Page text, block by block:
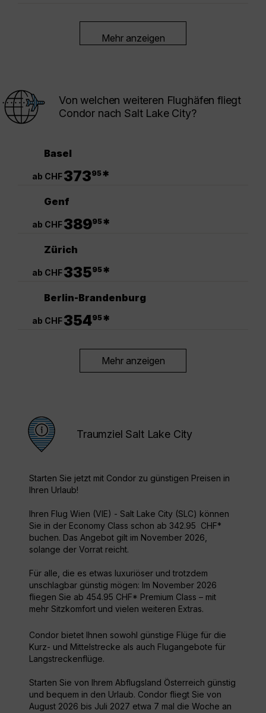
Mehr anzeigen
Von welchen weiteren Flughäfen fliegt
Condor nach Salt Lake City?
Basel
ab CHF37395*
Genf
ab CHF38995*
Zürich
ab CHF33595*
Berlin-Brandenburg
ab CHF35495*
Mehr anzeigen
Traumziel Salt Lake City
Starten Sie jetzt mit Condor zu günstigen Preisen in
Ihren Urlaub!
Ihren Flug Wien (VIE) - Salt Lake City (SLC) können
Sie in der Economy Class schon ab 342.95 CHF*
buchen. Das Angebot gilt im November 2026,
solange der Vorrat reicht.
Für alle, die es etwas luxuriöser und trotzdem
unschlagbar günstig mögen: Im November 2026
fliegen Sie ab 454.95 CHF* Premium Class – mit
mehr Sitzkomfort und vielen weiteren Extras.
Condor bietet Ihnen sowohl günstige Flüge für die
Kurz- und Mittelstrecke als auch Flugangebote für
Langstreckenflüge.
Starten Sie von Ihrem Abflugsland Österreich günstig
und bequem in den Urlaub. Condor fliegt Sie von
August 2026 bis Juli 2027 etwa 7 mal die Woche an